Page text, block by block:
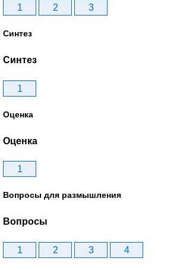
1 2 3
Синтез
Синтез
1
Оценка
Оценка
1
Вопросы для размышления
Вопросы
1 2 3 4